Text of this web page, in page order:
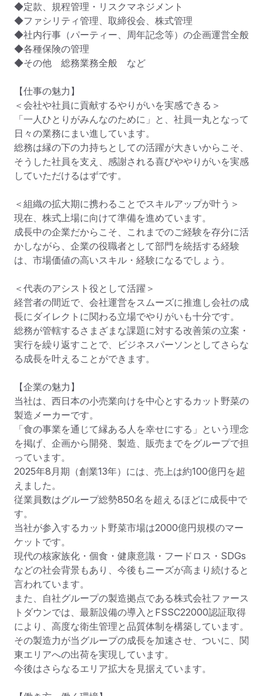
◆定款、規程管理・リスクマネジメント
◆ファシリティ管理、取締役会、株式管理
◆社内行事（パーティー、周年記念等）の企画運営全般
◆各種保険の管理
◆その他　総務業務全般　など
【仕事の魅力】
＜会社や社員に貢献するやりがいを実感できる＞
「一人ひとりがみんなのために」と、社員一丸となって
日々の業務にまい進しています。
総務は縁の下の力持ちとしての活躍が大きいからこそ、
そうした社員を支え、感謝される喜びややりがいを実感
していただけるはずです。
＜組織の拡大期に携わることでスキルアップが叶う＞
現在、株式上場に向けて準備を進めています。
成長中の企業だからこそ、これまでのご経験を存分に活
かしながら、企業の役職者として部門を統括する経験
は、市場価値の高いスキル・経験になるでしょう。
＜代表のアシスト役として活躍＞
経営者の間近で、会社運営をスムーズに推進し会社の成
長にダイレクトに関わる立場でやりがいも十分です。
総務が管轄するさまざまな課題に対する改善策の立案・
実行を繰り返すことで、ビジネスパーソンとしてさらな
る成長を叶えることができます。
【企業の魅力】
当社は、西日本の小売業向けを中心とするカット野菜の
製造メーカーです。
「食の事業を通じて縁ある人を幸せにする」という理念
を掲げ、企画から開発、製造、販売までをグループで担
っています。
2025年8月期（創業13年）には、売上は約100億円を超
えました。
従業員数はグループ総勢850名を超えるほどに成長中で
す。
当社が参入するカット野菜市場は2000億円規模のマー
ケットです。
現代の核家族化・個食・健康意識・フードロス・SDGs
などの社会背景もあり、今後もニーズが高まり続けると
言われています。
また、自社グループの製造拠点である株式会社ファース
トダウンでは、最新設備の導入とFSSC22000認証取得
により、高度な衛生管理と品質体制を構築しています。
その製造力が当グループの成長を加速させ、ついに、関
東エリアへの出荷を実現しています。
今後はさらなるエリア拡大を見据えています。